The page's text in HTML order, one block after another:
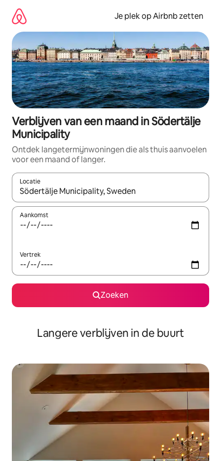
direct
naar
inhoud
Je plek op Airbnb zetten
Verblijven van een maand in Södertälje
Municipality
Ontdek langetermijnwoningen die als thuis aanvoelen
voor een maand of langer.
Locatie
Wanneer er resultaten beschikbaar zijn, maak je een keuze
Aankomst
Vertrek
Zoeken
Langere verblijven in de buurt